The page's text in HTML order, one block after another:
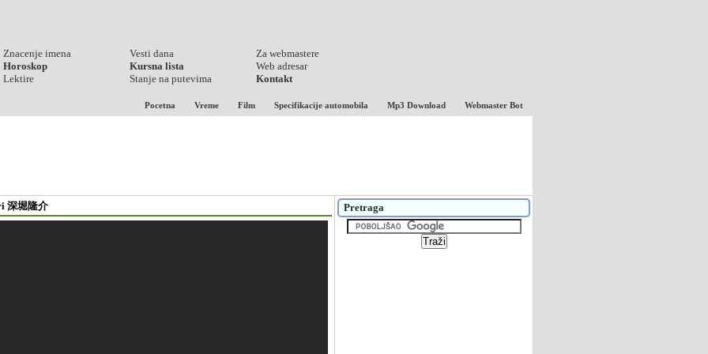
Znacenje imena
Horoskop
Lektire
Vesti dana
Kursna lista
Stanje na putevima
Za webmastere
Web adresar
Kontakt
Pocetna Vreme Film Specifikacije automobila Mp3 Download Webmaster Bot
深堀隆介 Pretraga